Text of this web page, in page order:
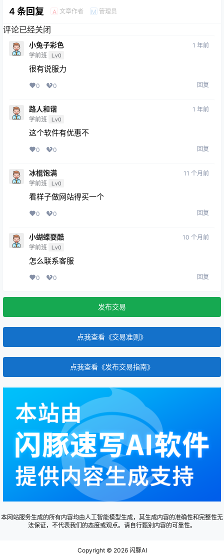
4 条回复 A 文章作者 M 管理员
评论已经关闭
小兔子彩色
学前班 Lv0
1 年前
很有说服力
0 0 回复
路人和谐
学前班 Lv0
1 年前
这个软件有优惠不
0 0 回复
冰棍饱满
学前班 Lv0
11 个月前
看样子做网站得买一个
0 0 回复
小蝴蝶耍酷
学前班 Lv0
10 个月前
怎么联系客服
0 0 回复
发布交易
点我查看《交易准则》
点我查看《发布交易指南》
本网站服务生成的所有内容均由人工智能模型生成，其生成内容的准确性和完整性无
法保证，不代表我们的态度或观点。请自行甄别内容的可靠性。
Copyright © 2026闪豚AI